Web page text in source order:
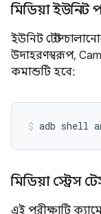
মিডিয়া ইউনিট
ইউনিট টেস্ট
উদাহরণস্বরূপ,
কমান্ডটি হবে:
মিডিয়া স্ট্রেস
এই পরীক্ষাটি